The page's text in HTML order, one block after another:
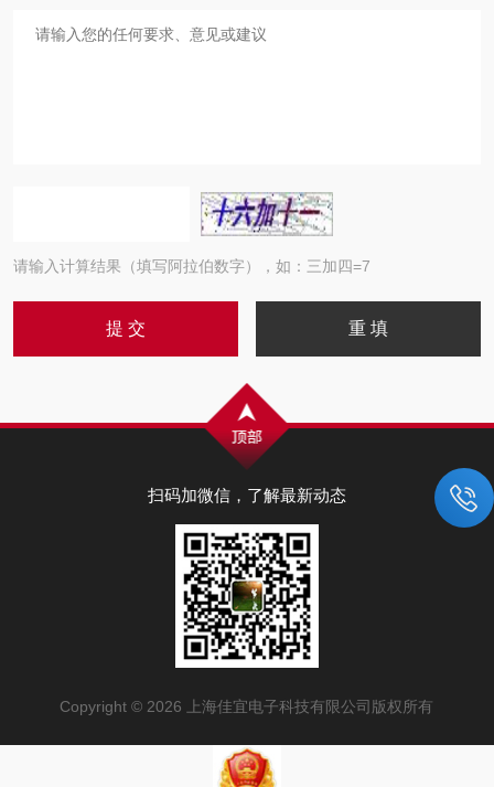
请输入计算结果（填写阿拉伯数字），如：三加四=7
扫码加微信，了解最新动态
Copyright © 2026 上海佳宜电子科技有限公司版权所有